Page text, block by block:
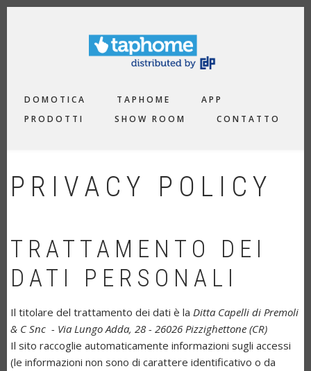
Salta
NAVIGATION
DOMOTICA TAPHOME
APP
PRODOTTI
SHOW ROOM CONTATTO
PRIVACY POLICY
TRATTAMENTO DEI
DATI PERSONALI
Il titolare del trattamento dei dati è la Ditta Capelli di Premoli
& C Snc - Via Lungo Adda, 28 - 26026 Pizzighettone (CR)
Il sito raccoglie automaticamente informazioni sugli accessi
(le informazioni non sono di carattere identificativo o da